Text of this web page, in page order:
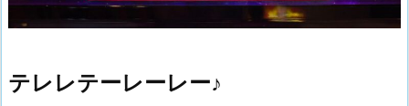
テレレテーレーレー♪